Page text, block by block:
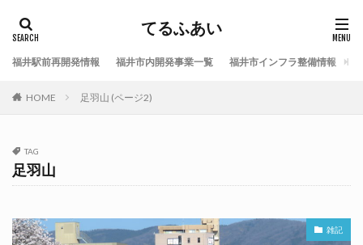
てるふあい
福井駅前再開発情報 福井市内開発事業一覧 福井市インフラ整備情報
HOME 足羽山 (ページ2)
TAG
足羽山
雑記